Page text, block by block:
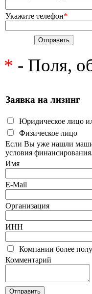
Укажите телефон*
* - Поля,
Заявка на лизинг
Юридическое лицо
Физическое лицо
Если Вы уже нашли
условия финансирования.
Имя
E-Mail
Организация
ИНН
Компании более
Комментарий